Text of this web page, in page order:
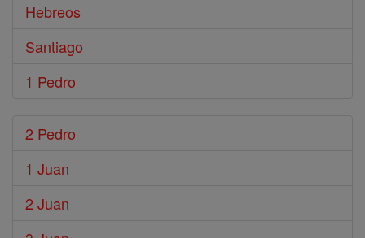
Hebreos
Santiago
1 Pedro
2 Pedro
1 Juan
2 Juan